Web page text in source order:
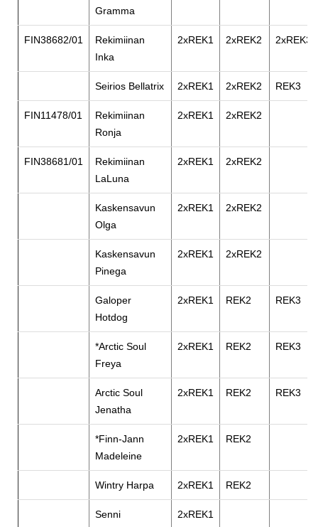
Gramma
FIN38682/01
Rekimiinan
Inka
2xREK1 2xREK2 2xREK3
Seirios Bellatrix 2xREK1 2xREK2 REK3
FIN11478/01
Rekimiinan
Ronja
2xREK1 2xREK2
FIN38681/01
Rekimiinan
LaLuna
2xREK1 2xREK2
Kaskensavun
Olga
2xREK1 2xREK2
Kaskensavun
Pinega
2xREK1 2xREK2
Galoper
Hotdog
2xREK1 REK2 REK3
*Arctic Soul
Freya
2xREK1 REK2 REK3
Arctic Soul
Jenatha
2xREK1 REK2 REK3
*Finn-Jann
Madeleine
2xREK1 REK2
Wintry Harpa 2xREK1 REK2
Senni 2xREK1